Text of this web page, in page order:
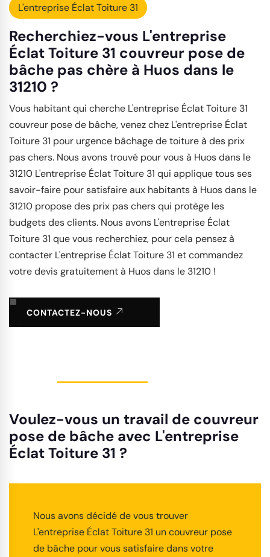
L'entreprise Éclat Toiture 31
Recherchiez-vous L'entreprise
Éclat Toiture 31 couvreur pose de
bâche pas chère à Huos dans le
31210 ?
Vous habitant qui cherche L'entreprise Éclat Toiture 31
couvreur pose de bâche, venez chez L'entreprise Éclat
Toiture 31 pour urgence bâchage de toiture à des prix
pas chers. Nous avons trouvé pour vous à Huos dans le
31210 L'entreprise Éclat Toiture 31 qui applique tous ses
savoir-faire pour satisfaire aux habitants à Huos dans le
31210 propose des prix pas chers qui protège les
budgets des clients. Nous avons L'entreprise Éclat
Toiture 31 que vous recherchiez, pour cela pensez à
contacter L'entreprise Éclat Toiture 31 et commandez
votre devis gratuitement à Huos dans le 31210 !
CONTACTEZ-NOUS
Voulez-vous un travail de couvreur
pose de bâche avec L'entreprise
Éclat Toiture 31 ?
Nous avons décidé de vous trouver
L'entreprise Éclat Toiture 31 un couvreur pose
de bâche pour vous satisfaire dans votre